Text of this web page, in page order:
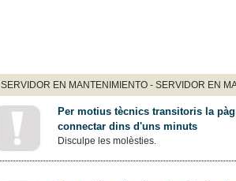
SERVIDOR EN MANTENIMIENTO - SERVIDOR EN
Per motius tècnics transitoris la
connectar dins d'uns minuts
Disculpe les molèsties.